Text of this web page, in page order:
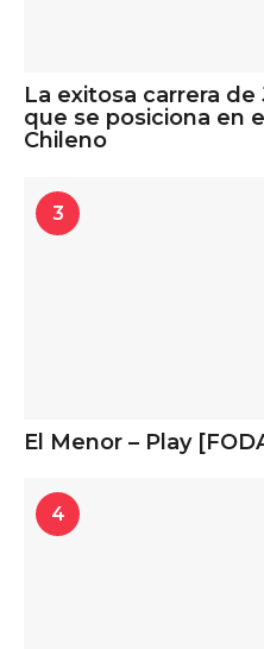
La exitosa carrera
que se posiciona en
Chileno
3
El Menor – Play
4